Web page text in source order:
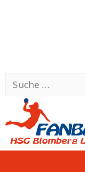
Suche
nach: